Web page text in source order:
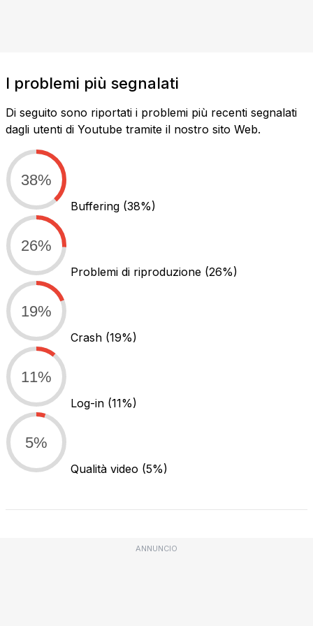
I problemi più segnalati
Di seguito sono riportati i problemi più recenti segnalati
dagli utenti di Youtube tramite il nostro sito Web.
38%
Buffering (38%)
26%
Problemi di riproduzione (26%)
19%
Crash (19%)
11%
Log-in (11%)
5%
Qualità video (5%)
ANNUNCIO